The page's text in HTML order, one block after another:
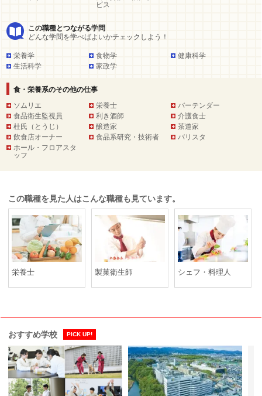
ビス
この職種とつながる学問
どんな学問を学べばよいかチェックしよう！
栄養学 食物学
健康科学
生活科学
家政学
食・栄養系のその他の仕事
ソムリエ
栄養士
バーテンダー
食品衛生監視員
利き酒師
介護食士
杜氏（とうじ）
醸造家
茶道家
飲食店オーナー
食品系研究・技術者
バリスタ
ホール・フロアスタ
ッフ
この職種を見た人はこんな職種も見ています。
栄養士 製菓衛生師 シェフ・料理人
おすすめ学校 PICK UP!